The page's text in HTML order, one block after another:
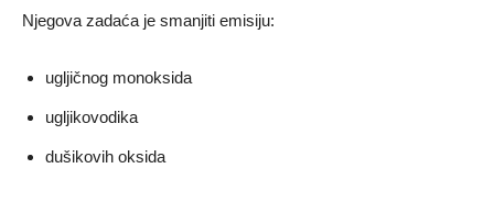
Njegova zadaća je smanjiti emisiju:
ugljičnog monoksida
ugljikovodika
dušikovih oksida